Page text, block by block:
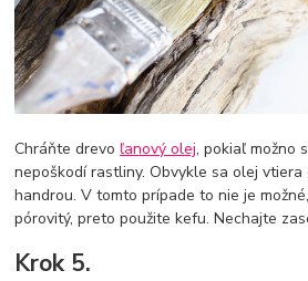
Chráňte drevo ľanový olej, pokiaľ možno
nepoškodí rastliny. Obvykle sa olej
handrou. V tomto prípade to nie je
pórovitý, preto použite kefu. Nechajte
Krok 5.